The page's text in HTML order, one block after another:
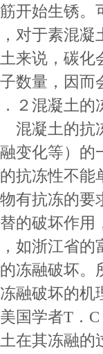
开始生锈。
对于素混凝
来说，碳化
数量，因而
．２混凝土
凝土的抗冻
变化等）的
抗冻性不能
有抗冻的要
的破坏作用
如浙江省的
冻融破坏。
融破坏的机
国学者T．
在其冻融的